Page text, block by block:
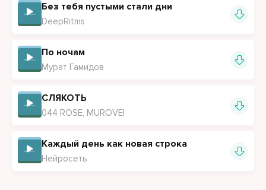
Без тебя пустыми стали дни
DeepRitms
По ночам
Мурат Гамидов
СЛЯКОТЬ
044 ROSE, MUROVEI
Каждый день как новая строка
Нейросеть